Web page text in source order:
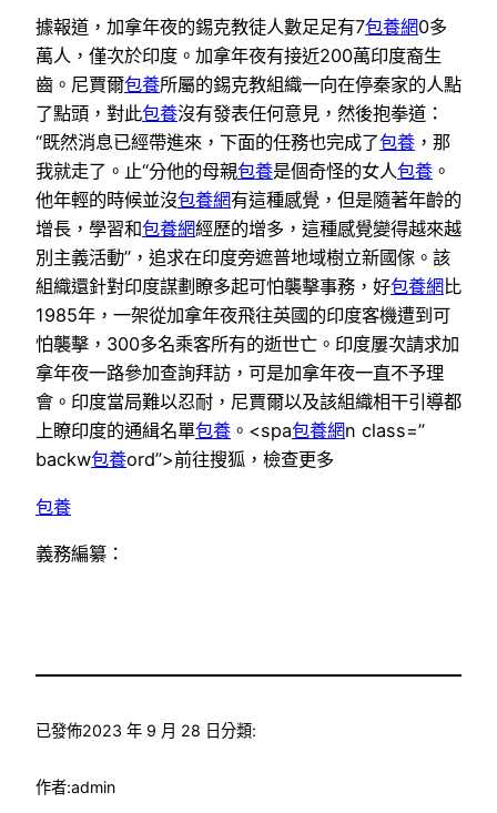
據報道，加拿年夜的錫克教徒人數足足有7包養網0多
萬人，僅次於印度。加拿年夜有接近200萬印度裔生
齒。尼賈爾包養所屬的錫克教組織一向在停秦家的人點
了點頭，對此包養沒有發表任何意見，然後抱拳道：
“既然消息已經帶進來，下面的任務也完成了包養 ，那
我就走了。止“分他的母親包養是個奇怪的女人包養 。
他年輕的時候並沒包養網有這種感覺，但是隨著年齡的
增長，學習和包養網經歷的增多，這種感覺變得越來越
別主義活動”，追求在印度旁遮普地域樹立新國傢。該
組織還針對印度謀劃瞭多起可怕襲擊事務，好包養網比
1985年，一架從加拿年夜飛往英國的印度客機遭到可
怕襲擊，300多名乘客所有的逝世亡。印度屢次請求加
拿年夜一路參加查詢拜訪，可是加拿年夜一直不予理
會。印度當局難以忍耐，尼賈爾以及該組織相干引導都
上瞭印度的通緝名單包養 。<spa包養網n class=”
backw包養ord”>前往搜狐，檢查更多
包養
義務編纂：
已發佈2023 年 9 月 28 日分類:
作者:admin